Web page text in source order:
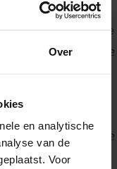
Over
en analytische
van de
Voor
wetenschappelijke
en de bijdrage
regionaal
GBD de
landen te maken
afgelopen jaren. De
omvattende